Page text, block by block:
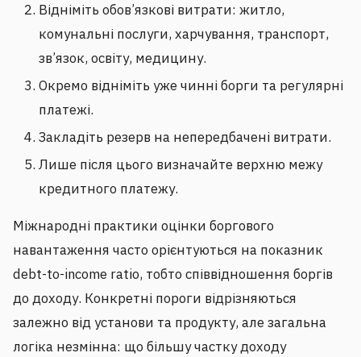
Відніміть обов’язкові витрати: житло,
комунальні послуги, харчування, транспорт,
зв’язок, освіту, медицину.
Окремо відніміть уже чинні борги та регулярні
платежі.
Закладіть резерв на непередбачені витрати.
Лише після цього визначайте верхню межу
кредитного платежу.
Міжнародні практики оцінки боргового
навантаження часто орієнтуються на показник
debt-to-income ratio, тобто співвідношення боргів
до доходу. Конкретні пороги відрізняються
залежно від установи та продукту, але загальна
логіка незмінна: що більшу частку доходу